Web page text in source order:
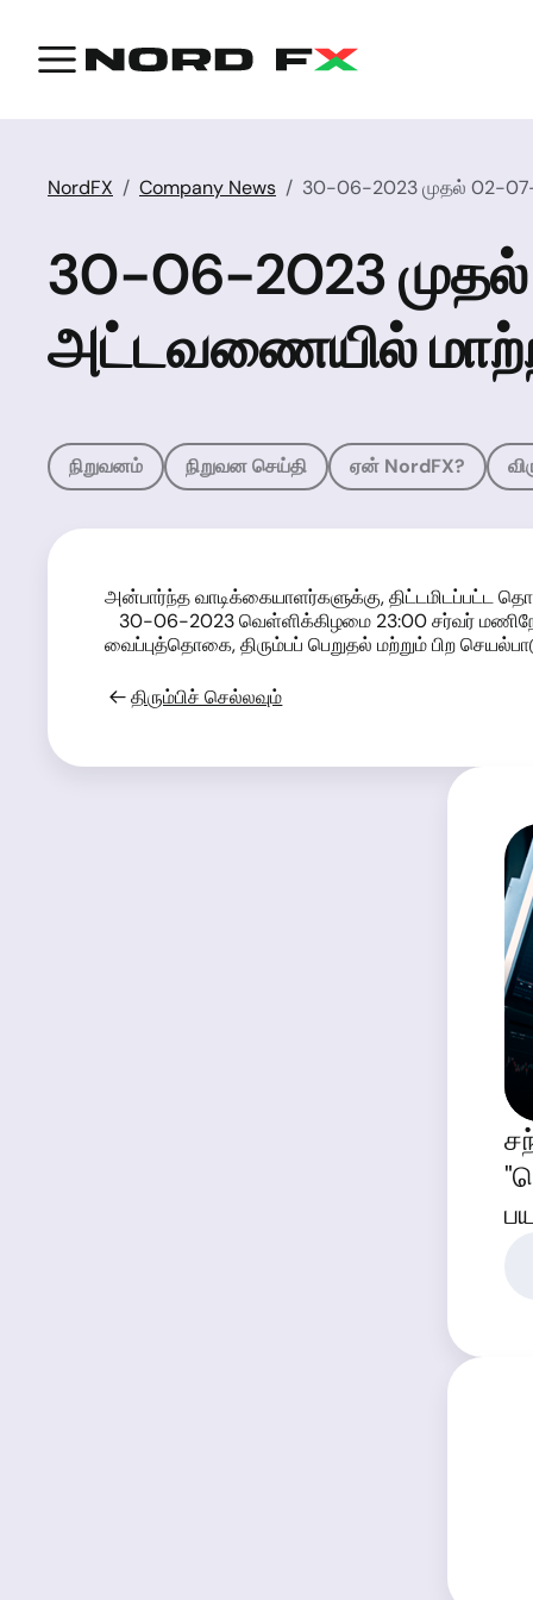
NordFX Company News 30-06-2023 முதல் 02-
30-06-2023
அட்டவணையில்
நிறுவனம் நிறுவன செய்தி ஏன் NordFX?
அன்பார்ந்த வாடிக்கையாளர்களுக்கு, திட்டமிடப்பட்ட
30-06-2023 வெள்ளிக்கிழமை 23:00 சர்வர்
வைப்புத்தொகை, திரும்பப் பெறுதல் மற்றும் பிற
திரும்பிச் செல்லவும்